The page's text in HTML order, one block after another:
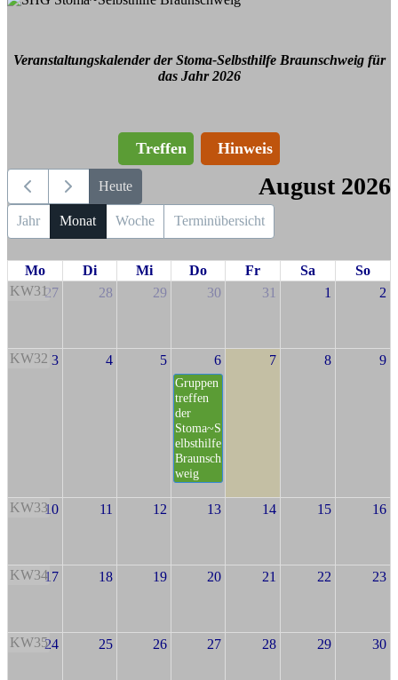
Veranstaltungskalender der Stoma-Selbsthilfe Braunschweig für
das Jahr 2026
Treffen Hinweis
Heute August 2026
Jahr Monat Woche Terminübersicht
Mo Di Mi Do Fr Sa
So
KW3127 28 29 30 31 1 2
KW32 3 4 5 6
Gruppen
treffen
der
Stoma~S
elbsthilfe
Braunsch
weig
7 8 9
KW3310 11 12 13 14 15 16
KW3417 18 19 20 21 22 23
KW3524 25 26 27 28 29 30